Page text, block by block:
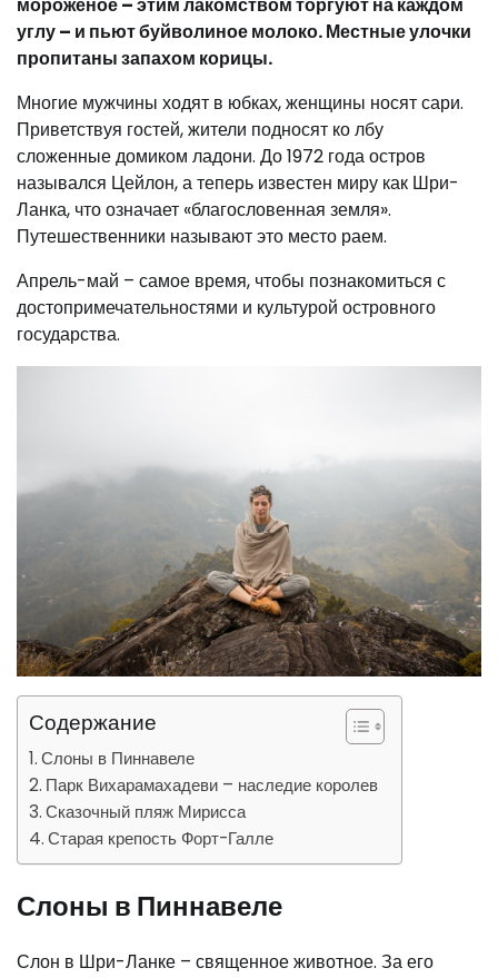
мороженое – этим лакомством торгуют на каждом
углу – и пьют буйволиное молоко. Местные улочки
пропитаны запахом корицы.
Многие мужчины ходят в юбках, женщины носят сари.
Приветствуя гостей, жители подносят ко лбу
сложенные домиком ладони. До 1972 года остров
назывался Цейлон, а теперь известен миру как Шри-
Ланка, что означает «благословенная земля».
Путешественники называют это место раем.
Апрель-май – самое время, чтобы познакомиться с
достопримечательностями и культурой островного
государства.
Содержание
Слоны в Пиннавеле
Парк Вихарамахадеви – наследие королев
Сказочный пляж Мирисса
Старая крепость Форт-Галле
Слоны в Пиннавеле
Слон в Шри-Ланке – священное животное. За его